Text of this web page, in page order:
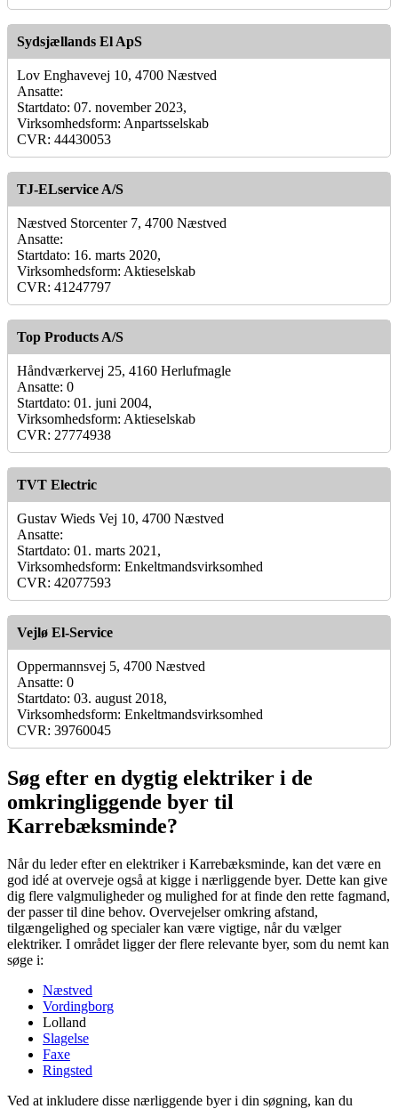
Sydsjællands El ApS
Lov Enghavevej 10, 4700 Næstved
Ansatte:
Startdato: 07. november 2023,
Virksomhedsform: Anpartsselskab
CVR: 44430053
TJ-ELservice A/S
Næstved Storcenter 7, 4700 Næstved
Ansatte:
Startdato: 16. marts 2020,
Virksomhedsform: Aktieselskab
CVR: 41247797
Top Products A/S
Håndværkervej 25, 4160 Herlufmagle
Ansatte: 0
Startdato: 01. juni 2004,
Virksomhedsform: Aktieselskab
CVR: 27774938
TVT Electric
Gustav Wieds Vej 10, 4700 Næstved
Ansatte:
Startdato: 01. marts 2021,
Virksomhedsform: Enkeltmandsvirksomhed
CVR: 42077593
Vejlø El-Service
Oppermannsvej 5, 4700 Næstved
Ansatte: 0
Startdato: 03. august 2018,
Virksomhedsform: Enkeltmandsvirksomhed
CVR: 39760045
Søg efter en dygtig elektriker i de
omkringliggende byer til
Karrebæksminde?
Når du leder efter en elektriker i Karrebæksminde, kan det være en
god idé at overveje også at kigge i nærliggende byer. Dette kan give
dig flere valgmuligheder og mulighed for at finde den rette fagmand,
der passer til dine behov. Overvejelser omkring afstand,
tilgængelighed og specialer kan være vigtige, når du vælger
elektriker. I området ligger der flere relevante byer, som du nemt kan
søge i:
Næstved
Vordingborg
Lolland
Slagelse
Faxe
Ringsted
Ved at inkludere disse nærliggende byer i din søgning, kan du